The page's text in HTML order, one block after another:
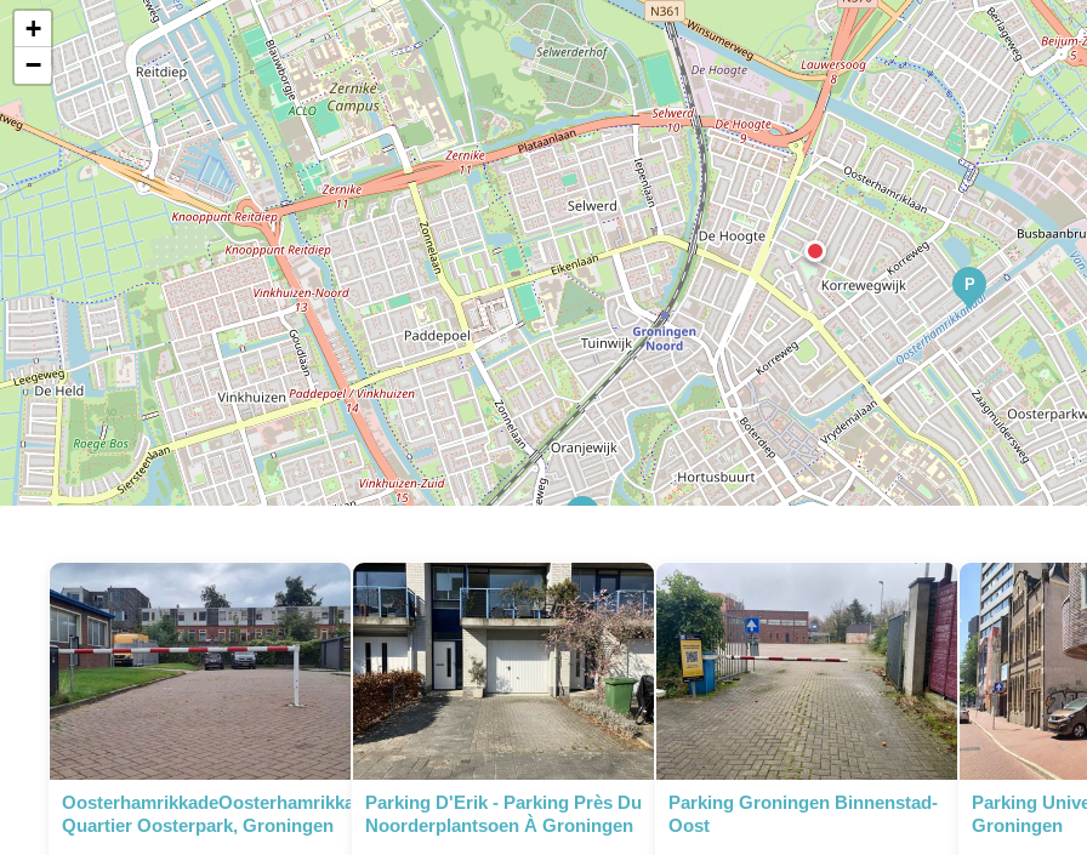
P
P
P
P
P
P
P
P
+
−
OosterhamrikkadeOosterhamrikkade,
Quartier Oosterpark, Groningen
Parking D'Erik - Parking Près Du
Noorderplantsoen À Groningen
Parking Groningen Binnenstad-
Oost
Parking
Groningen